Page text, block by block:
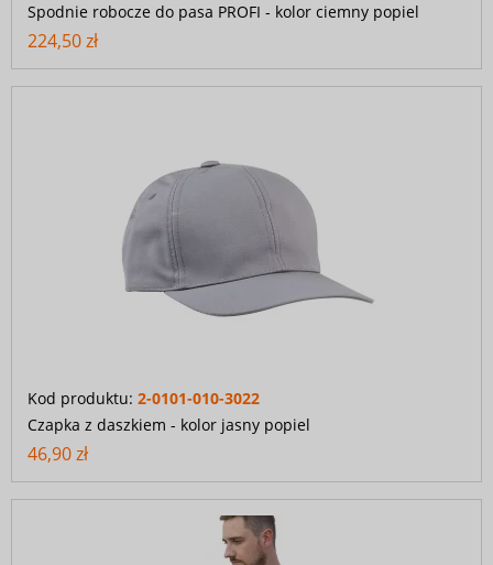
Spodnie robocze do pasa PROFI - kolor ciemny popiel
224,50 zł
Kod produktu: 2-0101-010-3022
Czapka z daszkiem - kolor jasny popiel
46,90 zł